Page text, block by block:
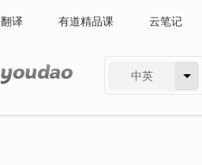
翻译 有道精品课 云笔记
中英